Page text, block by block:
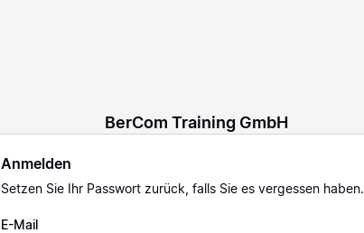
BerCom Training GmbH
Anmelden
Setzen Sie Ihr Passwort zurück, falls Sie es vergessen haben.
E-Mail